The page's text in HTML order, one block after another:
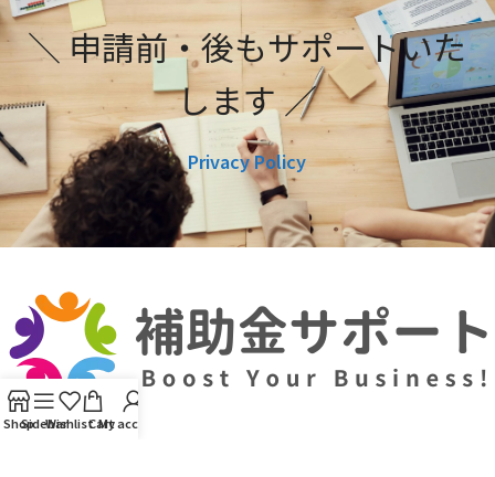
＼ 申請前・後もサポートいた
します ／
Privacy Policy
ShopSidebarWishlistCart
My account